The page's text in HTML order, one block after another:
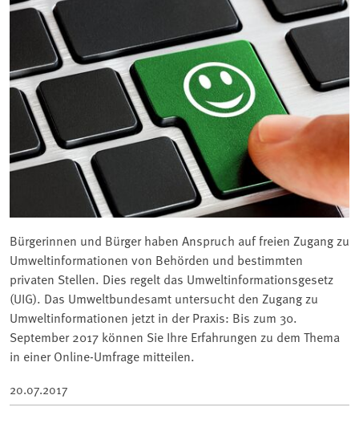
Bürgerinnen und Bürger haben Anspruch auf freien Zugang zu
Umweltinformationen von Behörden und bestimmten
privaten Stellen. Dies regelt das Umweltinformationsgesetz
(UIG). Das Umweltbundesamt untersucht den Zugang zu
Umweltinformationen jetzt in der Praxis: Bis zum 30.
September 2017 können Sie Ihre Erfahrungen zu dem Thema
in einer Online-Umfrage mitteilen.
20.07.2017